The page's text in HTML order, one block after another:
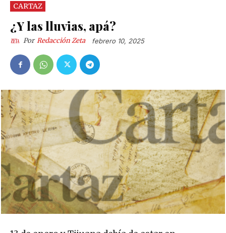
CARTAZ
¿Y las lluvias, apá?
Por Redacción Zeta febrero 10, 2025